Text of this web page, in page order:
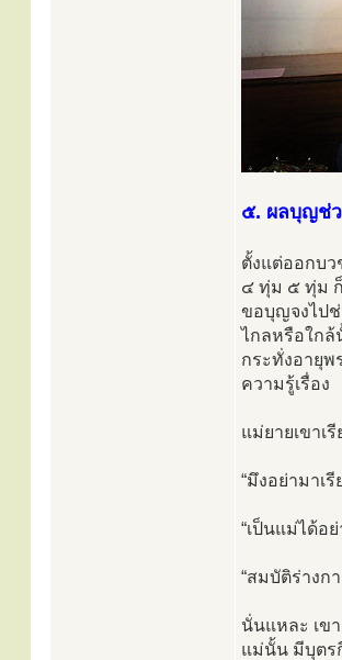
๕. ผลบุญช่
ตั้งแต่ออกบ
๔ ทุ่ม ๕ ทุ่ม
ขอบุญจงไป
ไกลหรือใก
กระทั่งอายุ
ความรู้เรื่อง
แม่ยายเขาเ
“มึงอย่ามาเ
“เป็นแม่ได้อย่
“สมบัติร่างก
นั่นแหละ เข
แม่นั้น มีบุตร